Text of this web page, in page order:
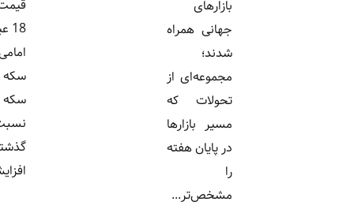
جهانی همراه
مجموعه‌ای از
تحولات که
مسیر بازارها
در پایان هفته
مشخص‌تر...
قیمت طلای
18 عیار، سکه
امامی، نیم
سکه و ربع
سکه نیز
نسبت به روز
افزایش...